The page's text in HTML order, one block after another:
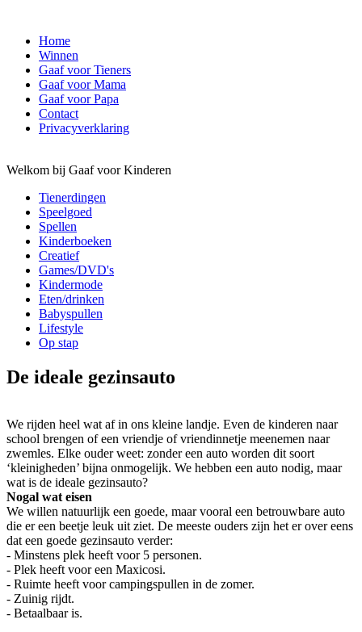
Home
Winnen
Gaaf voor Tieners
Gaaf voor Mama
Gaaf voor Papa
Contact
Privacyverklaring
Welkom bij Gaaf voor Kinderen
Tienerdingen
Speelgoed
Spellen
Kinderboeken
Creatief
Games/DVD's
Kindermode
Eten/drinken
Babyspullen
Lifestyle
Op stap
De ideale gezinsauto
We rijden heel wat af in ons kleine landje. Even de kinderen naar
school brengen of een vriendje of vriendinnetje meenemen naar
zwemles. Elke ouder weet: zonder een auto worden dit soort
‘kleinigheden’ bijna onmogelijk. We hebben een auto nodig, maar
wat is de ideale gezinsauto?
Nogal wat eisen
We willen natuurlijk een goede, maar vooral een betrouwbare auto
die er een beetje leuk uit ziet. De meeste ouders zijn het er over eens
dat een goede gezinsauto verder:
- Minstens plek heeft voor 5 personen.
- Plek heeft voor een Maxicosi.
- Ruimte heeft voor campingspullen in de zomer.
- Zuinig rijdt.
- Betaalbaar is.